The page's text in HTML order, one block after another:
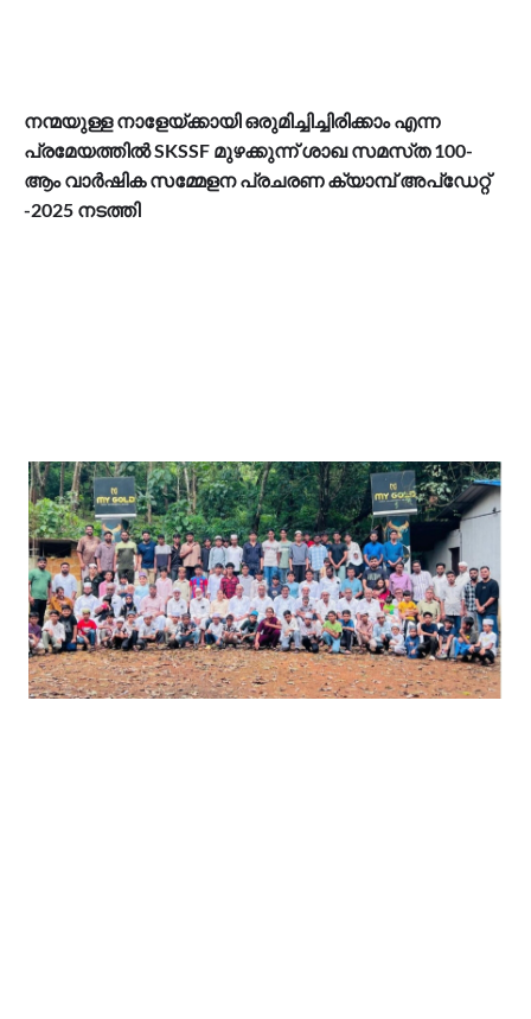
നന്മയുള്ള നാളേയ്ക്കായി ഒരുമിച്ചിച്ചിരിക്കാം എന്ന
പ്രമേയത്തിൽ SKSSF മുഴക്കുന്ന് ശാഖ സമസ്‌ത 100-
ആം വാർഷിക സമ്മേളന പ്രചരണ ക്യാമ്പ് അപ്ഡേറ്റ്
-2025 നടത്തി